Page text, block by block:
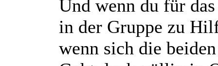
Und wenn du für
in der Gruppe zu
wenn sich die